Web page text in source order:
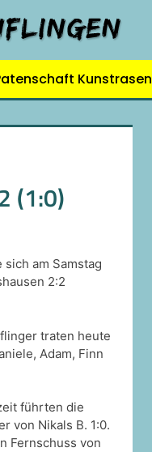
Kunstrasen
(1:0)
am Samstag
2:2
traten heute
Adam, Finn
führten die
von Nikals B. 1:0.
Fernschuss von